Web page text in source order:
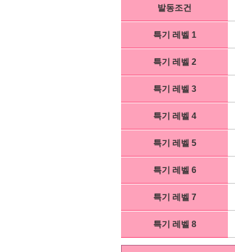
발동조건
특기 레벨 1
특기 레벨 2
특기 레벨 3
특기 레벨 4
특기 레벨 5
특기 레벨 6
특기 레벨 7
특기 레벨 8